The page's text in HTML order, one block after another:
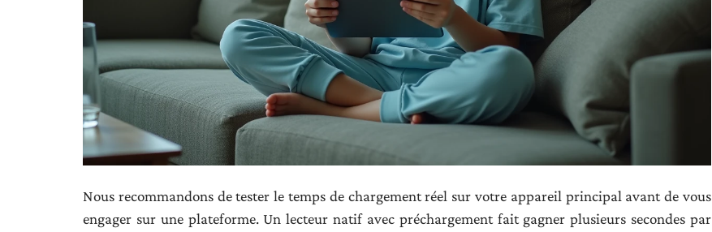
Nous recommandons de tester le temps de chargement réel sur votre appareil principal avant de vous
engager sur une plateforme. Un lecteur natif avec préchargement fait gagner plusieurs secondes par